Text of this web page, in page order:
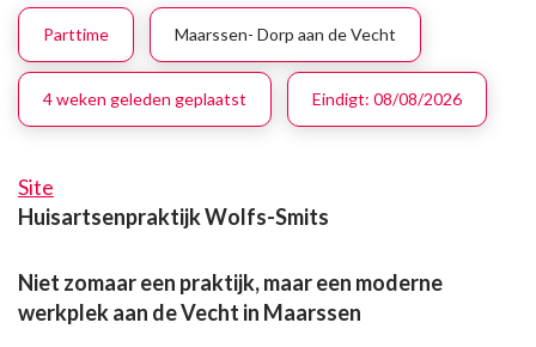
Parttime Maarssen- Dorp aan de Vecht
4 weken geleden geplaatst Eindigt: 08/08/2026
Site
Huisartsenpraktijk Wolfs-Smits
Niet zomaar een praktijk, maar een moderne
werkplek aan de Vecht in Maarssen